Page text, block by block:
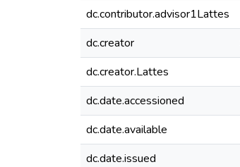
dc.contributor.advisor1Lattes
dc.creator
dc.creator.Lattes
dc.date.accessioned
dc.date.available
dc.date.issued